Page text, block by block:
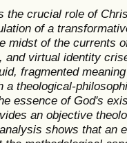
the crucial role of
of a
midst of the currents
virtual identity
fragmented
a theological-
essence of God's
an objective
shows that an